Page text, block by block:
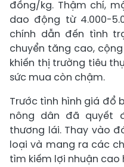
đồng/kg. Thậm chí,
dao động từ 4.000-
chính dẫn đến tình
chuyển tăng cao,
khiến thị trường tiêu
sức mua còn chậm.
Trước tình hình giá đổ
nông dân đã quyết
thương lái. Thay vào
loại và mang ra các
tìm kiếm lợi nhuận cao